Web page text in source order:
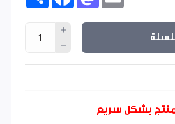
بشكل سريع